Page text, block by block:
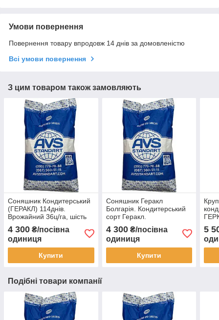
Умови повернення
Повернення товару впродовж 14 днів за домовленістю
Всі умови повернення
З цим товаром також замовляють
Соняшник Кондитерський
(ГЕРАКЛ) 114днів.
Врожайний 36ц/га, шість
репродукція)
4 300 ₴/посівна
одиниця
Купити
Соняшник Геракл
Болгарія. Кондитерський
сорт Геракл.
Геракл
4 300₴/посівна
одиниця
Купити
5
Подібні товари компанії